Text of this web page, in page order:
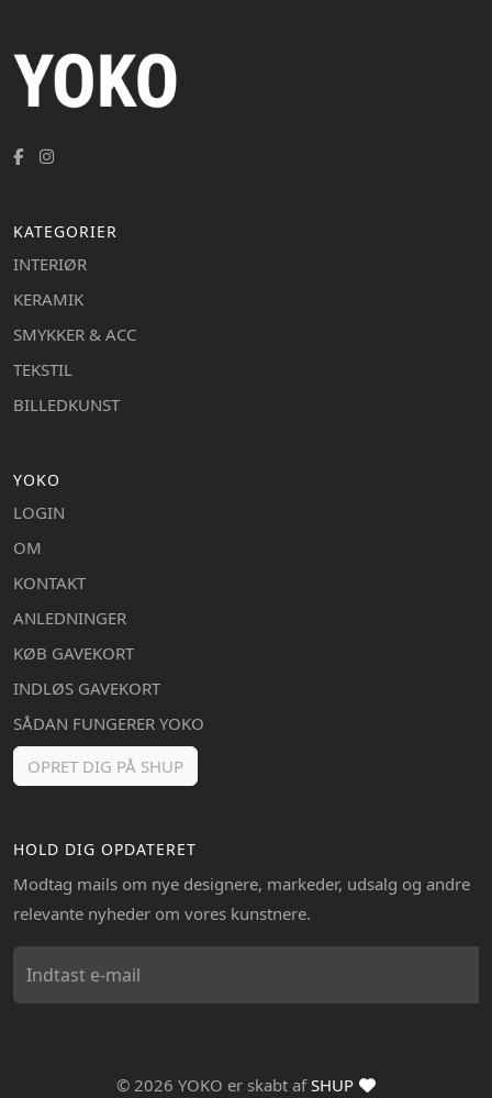
KATEGORIER
INTERIØR
KERAMIK
SMYKKER & ACC
TEKSTIL
BILLEDKUNST
YOKO
LOGIN
OM
KONTAKT
ANLEDNINGER
KØB GAVEKORT
INDLØS GAVEKORT
SÅDAN FUNGERER YOKO
OPRET DIG PÅ SHUP
HOLD DIG OPDATERET
Modtag mails om nye designere, markeder, udsalg og andre
relevante nyheder om vores kunstnere.
© 2026 YOKO er skabt afSHUP